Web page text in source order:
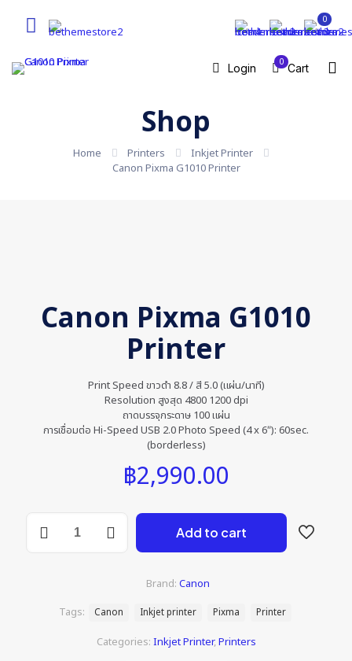
0
Login 0 Cart
Shop
Home Printers
Inkjet Printer
Canon Pixma G1010 Printer
Canon Pixma G1010
Printer
Print Speed ขาวดำ 8.8 / สี 5.0 (แผ่น/นาที)
Resolution สูงสุด 4800 1200 dpi
ถาดบรรจุกระดาษ 100 แผ่น
การเชื่อมต่อ Hi-Speed USB 2.0 Photo Speed (4 x 6″): 60sec.
(borderless)
฿2,990.00
Canon
Pixma
G1010
Add to cart
Categories: Inkjet Printer,Printers
Tags: Canon Inkjet printer Pixma Printer
Brand: Canon